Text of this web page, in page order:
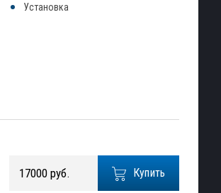
Установка
Купить
17000 руб.